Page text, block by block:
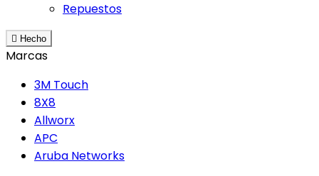
Repuestos
 Hecho
Marcas
3M Touch
8X8
Allworx
APC
Aruba Networks